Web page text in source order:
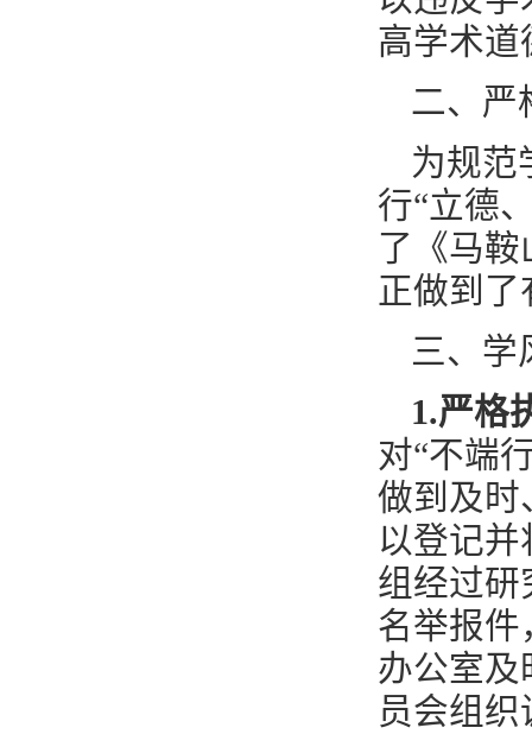
高学术道
二、严
为规范
行“立德
了《马
正做到了
三、学
1.严格
对“不端
做到及时
以登记
组经过研
名举报件
办公室及
员会组